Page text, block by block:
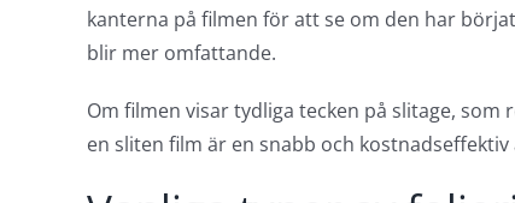
kanterna på filmen för att se om den har
blir mer omfattande.
Om filmen visar tydliga tecken på slitage,
en sliten film är en snabb och